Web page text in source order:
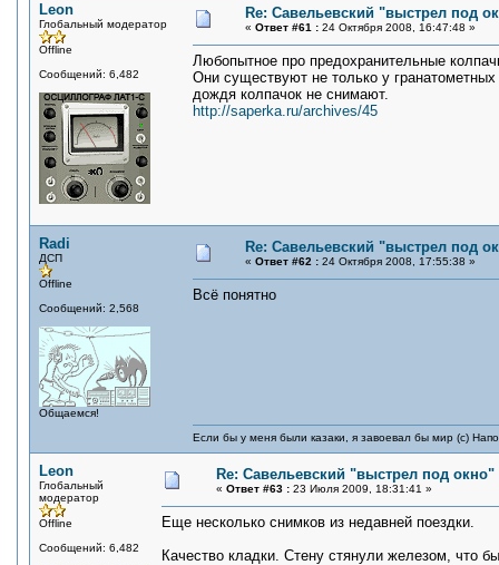
Leon
Глобальный модератор
Offline
Сообщений: 6,482
Re: Савельевский "выстрел под
« Ответ #61 : 24 Октября 2008, 16:47:48 »
Любопытное про предохранительные
Они существуют не только у
дождя колпачок не снимают.
http://saperka.ru/archives/45
Radi
ДСП
Offline
Сообщений: 2,568
Общаемся!
Re: Савельевский "выстрел под
« Ответ #62 : 24 Октября 2008, 17:55:38 »
Всё понятно
Если бы у меня были казаки, я завоевал бы мир (с)
Leon
Глобальный
модератор
Offline
Сообщений: 6,482
Re: Савельевский "выстрел под окно"
« Ответ #63 : 23 Июля 2009, 18:31:41 »
Еще несколько снимков из недавней поездки.
Качество кладки. Стену стянули железом, что